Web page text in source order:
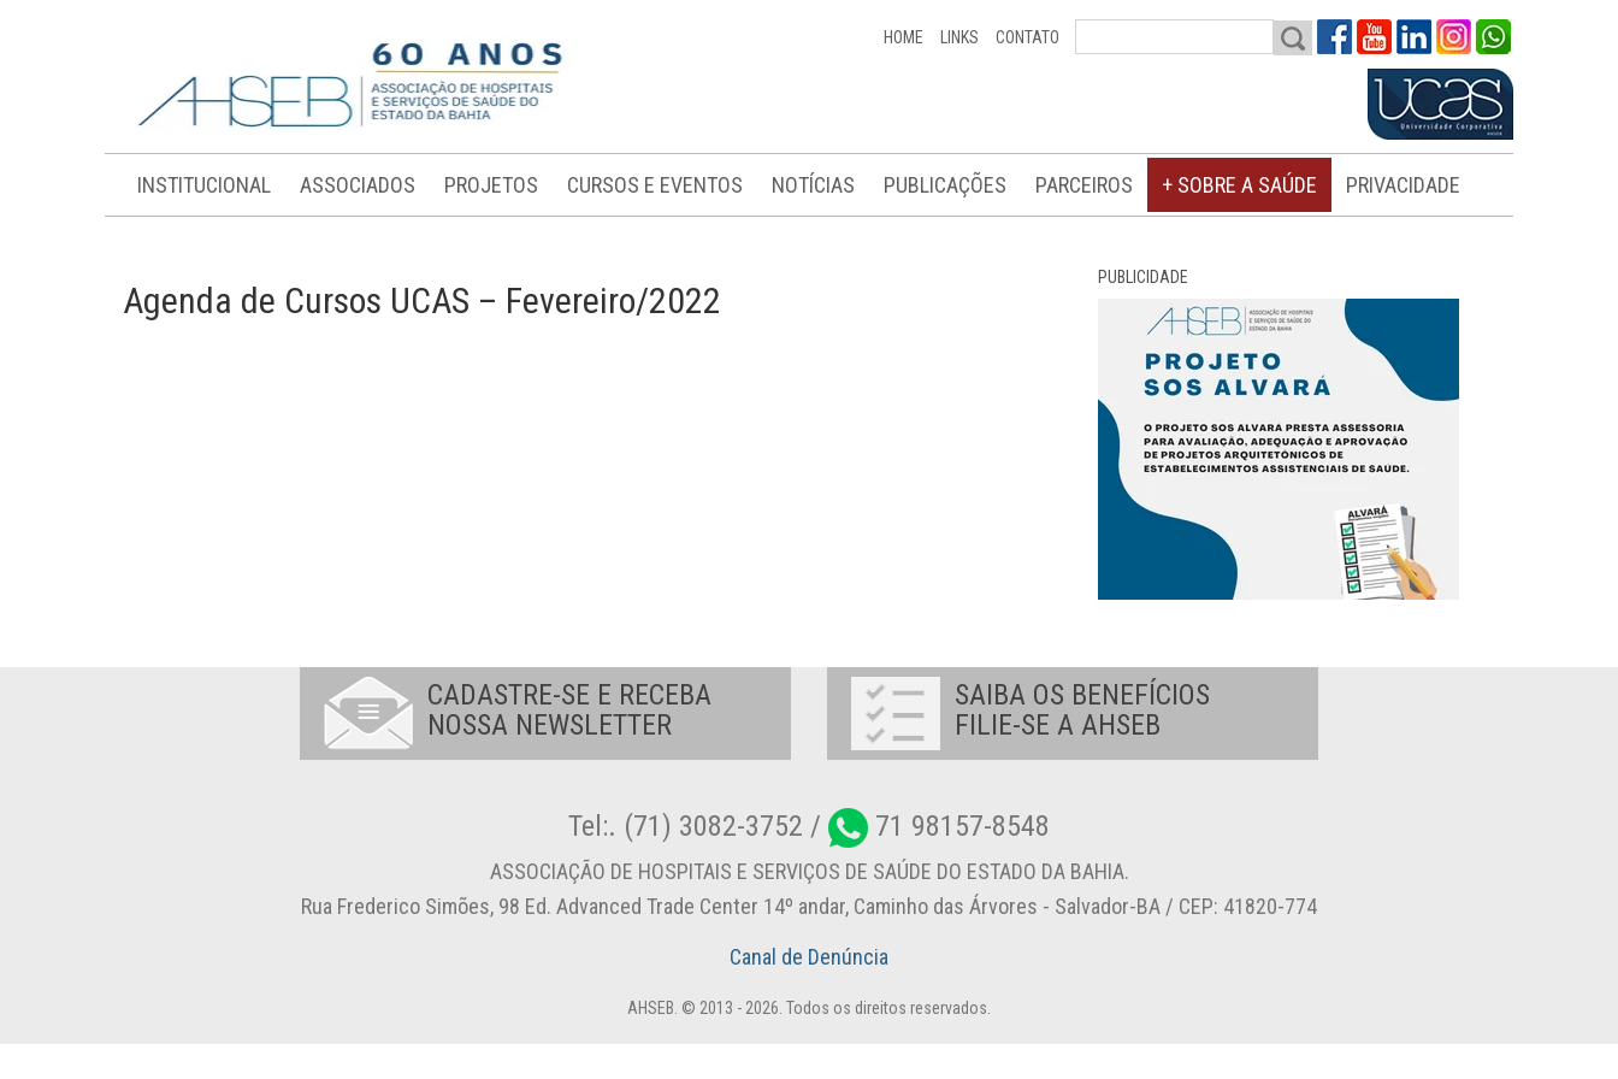
HOME LINKS CONTATO
INSTITUCIONAL ASSOCIADOS PROJETOS CURSOS E EVENTOS NOTÍCIAS PUBLICAÇÕES PARCEIROS + SOBRE A SAÚDE PRIVACIDADE
Agenda de Cursos UCAS – Fevereiro/2022
PUBLICIDADE
CADASTRE-SE E RECEBA
NOSSA NEWSLETTER
SAIBA OS BENEFÍCIOS
FILIE-SE A AHSEB
Tel:. (71) 3082-3752 / 71 98157-8548
ASSOCIAÇÃO DE HOSPITAIS E SERVIÇOS DE SAÚDE DO ESTADO DA BAHIA.
Rua Frederico Simões, 98 Ed. Advanced Trade Center 14º andar, Caminho das Árvores - Salvador-BA / CEP: 41820-774
Canal de Denúncia
AHSEB. © 2013 - 2026. Todos os direitos reservados.